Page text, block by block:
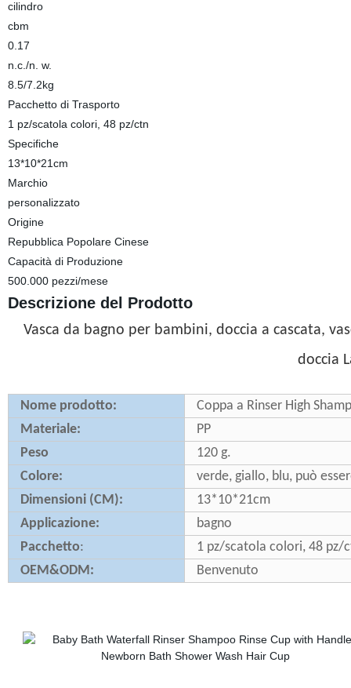
cilindro
cbm
0.17
n.c./n. w.
8.5/7.2kg
Pacchetto di Trasporto
1 pz/scatola colori, 48 pz/ctn
Specifiche
13*10*21cm
Marchio
personalizzato
Origine
Repubblica Popolare Cinese
Capacità di Produzione
500.000 pezzi/mese
Descrizione del Prodotto
Vasca da bagno per bambini, doccia a cascata,
doccia
Nome prodotto:
Coppa a Rinser High
Materiale:
PP
Peso
120 g.
Colore:
verde, giallo, blu, può
Dimensioni (CM):
13*10*21cm
Applicazione:
bagno
Pacchetto:
1 pz/scatola colori, 48 pz/
OEM&ODM:
Benvenuto